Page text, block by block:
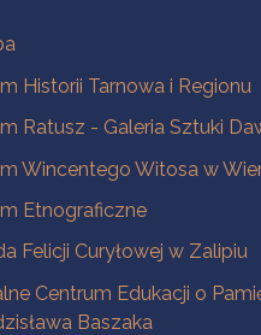
Historii Tarnowa i Regionu
Ratusz - Galeria Sztuki
Wincentego Witosa w
Etnograficzne
Felicji Curyłowej w Zalipiu
Centrum Edukacji o
Baszaka